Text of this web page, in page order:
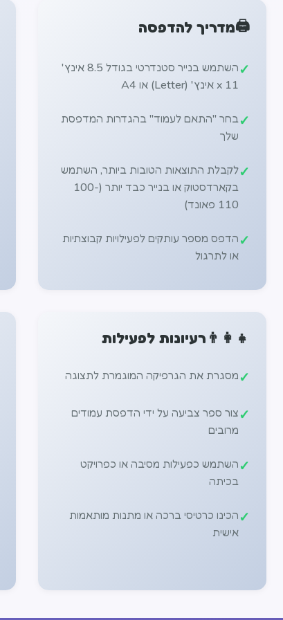
🖨️מדריך להדפסה
השתמש בנייר סטנדרטי בגודל 8.5 אינץ'
x 11 אינץ' (Letter) או A4
בחר "התאם לעמוד" בהגדרות המדפסת
שלך
לקבלת התוצאות הטובות ביותר, השתמש
בקארדסטוק או בנייר כבד יותר (100-
110 פאונד)
הדפס מספר עותקים לפעילויות קבוצתיות
או לתרגול
👨‍👩‍👧 רעיונות לפעילות
מסגרת את הגרפיקה המוגמרת לתצוגה
צור ספר צביעה על ידי הדפסת עמודים
מרובים
השתמש כפעילות מסיבה או כפרויקט
בכיתה
הכינו כרטיסי ברכה או מתנות מותאמות
אישית